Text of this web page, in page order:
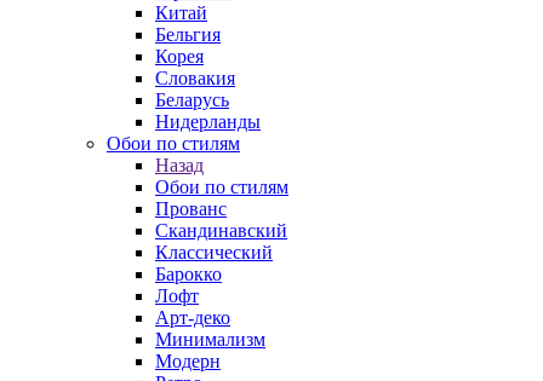
Китай
Бельгия
Корея
Словакия
Беларусь
Нидерланды
Обои по стилям
Назад
Обои по стилям
Прованс
Скандинавский
Классический
Барокко
Лофт
Арт-деко
Минимализм
Модерн